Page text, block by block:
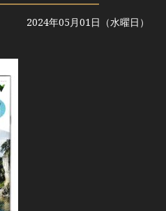
2024年05月01日（水曜日）